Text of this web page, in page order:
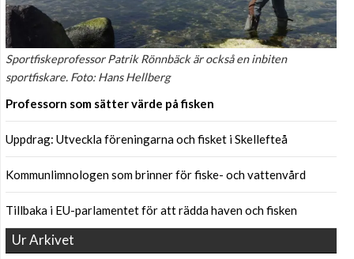
Sportfiskeprofessor Patrik Rönnbäck är också en inbiten
sportfiskare. Foto: Hans Hellberg
Professorn som sätter värde på fisken
Uppdrag: Utveckla föreningarna och fisket i Skellefteå
Kommunlimnologen som brinner för fiske- och vattenvård
Tillbaka i EU-parlamentet för att rädda haven och fisken
Ur Arkivet